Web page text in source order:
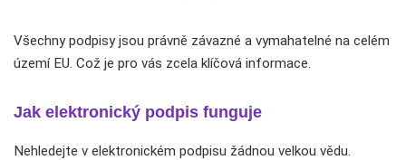
Všechny podpisy jsou právně závazné a vymahatelné na celém
území EU. Což je pro vás zcela klíčová informace.
Jak elektronický podpis funguje
Nehledejte v elektronickém podpisu žádnou velkou vědu.